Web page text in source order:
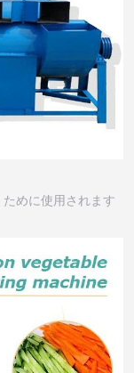
めに使用されます